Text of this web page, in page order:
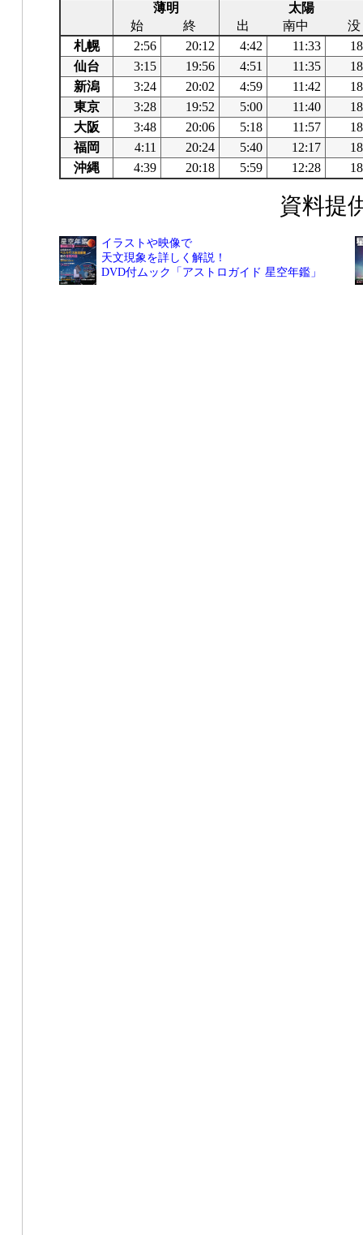
薄明
太陽
始
終 出 南中
没
札幌
2:56 20:12 4:42 11:33
仙台
3:15 19:56 4:51 11:35
新潟
3:24 20:02 4:59 11:42
東京
3:28 19:52 5:00 11:40
大阪
3:48 20:06 5:18 11:57
福岡
4:11 20:24 5:40 12:17
沖縄
4:39 20:18 5:59 12:28
資料提
イラストや映像で
天文現象を詳しく解説！
DVD付ムック「アストロガイド 星空年鑑」